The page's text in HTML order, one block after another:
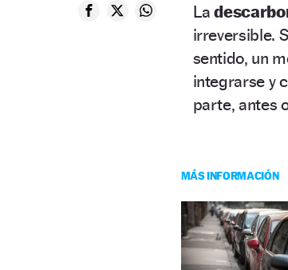
La
irreversible.
sentido, un
integrarse y
parte, antes
MÁS INFORMACIÓN